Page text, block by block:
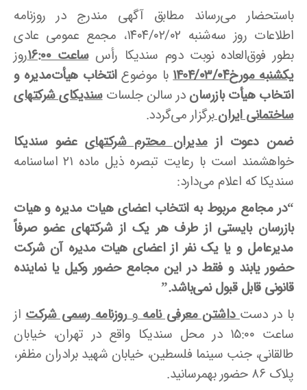
باستحضار می‌رساند مطابق آگهی مندرج در روزنامه
اطلاعات روز سه‌شنبه ۱۴۰۴/۰۲/۰۲، مجمع عمومی عادی
بطور فوق‌العاده نوبت دوم سندیکا رأسساعت ۱۶:۰۰
روز
یکشنبه مورخ1404/۰۳/۰۴
با موضوعانتخاب هیأت‌مدیره و
انتخاب هیأت بازرسان در سالن جلساتسندیکای شرکتهای
ساختمانی ایرانبرگزار می‌گردد.
ضمن دعوت ازمدیران محترم شرکتهای عضو سندیکا
خواهشمند است با رعایت تبصره ذیل ماده ۲۱ اساسنامه
سندیکا که اعلام می‌دارد:
“در مجامع مربوط به انتخاب اعضای هیات مدیره و هیات
بازرسان بایستی از طرف هر یک از شرکتهای عضو صرفاً
مدیرعامل و یا یک نفر از اعضای هیات مدیره آن شرکت
حضور یابند و فقط در این مجامع حضور وکیل یا نماینده
قانونی قابل قبول نمی‌باشد.”
با در دست داشتن معرفی نامهوروزنامه رسمی شرکتاز
ساعت ۱۵:۰۰ در محل سندیکا واقع در تهران، خیابان
طالقانی، جنب سینما فلسطین، خیابان شهید برادران مظفر،
پلاک ۸۶ حضور بهمرسانید.